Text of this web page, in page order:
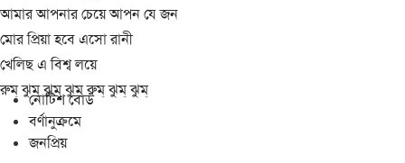
আমার আপনার চেয়ে আপন যে জন
মোর প্রিয়া হবে এসো রানী
খেলিছ এ বিশ্ব লয়ে
রুম্ ঝুম্ ঝুম্ ঝুম্ রুম্ ঝুম্ ঝুম্
নোটিশ বোর্ড
বর্ণানুক্রমে
জনপ্রিয়